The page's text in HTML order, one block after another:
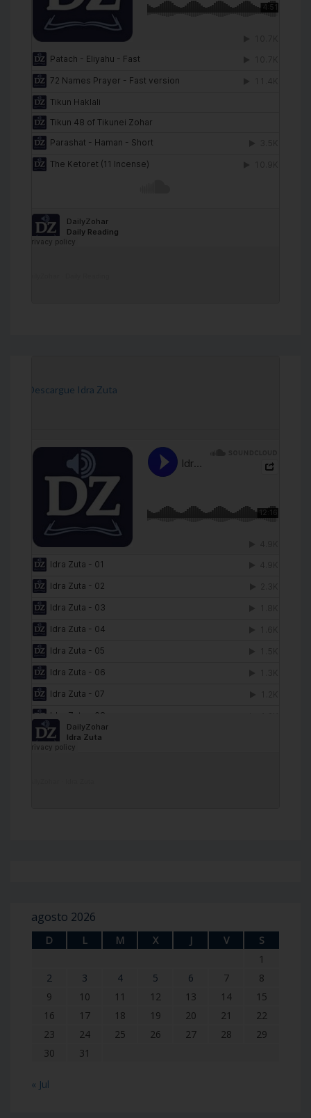
[Descargue Idra Zuta
agosto 2026
D L M X J V
S
1
2
3 4 5 6 7
8
9
10 11 12 13 14
15
16
17 18 19 20 21
22
23
24 25 26 27 28
29
30
31
« Jul